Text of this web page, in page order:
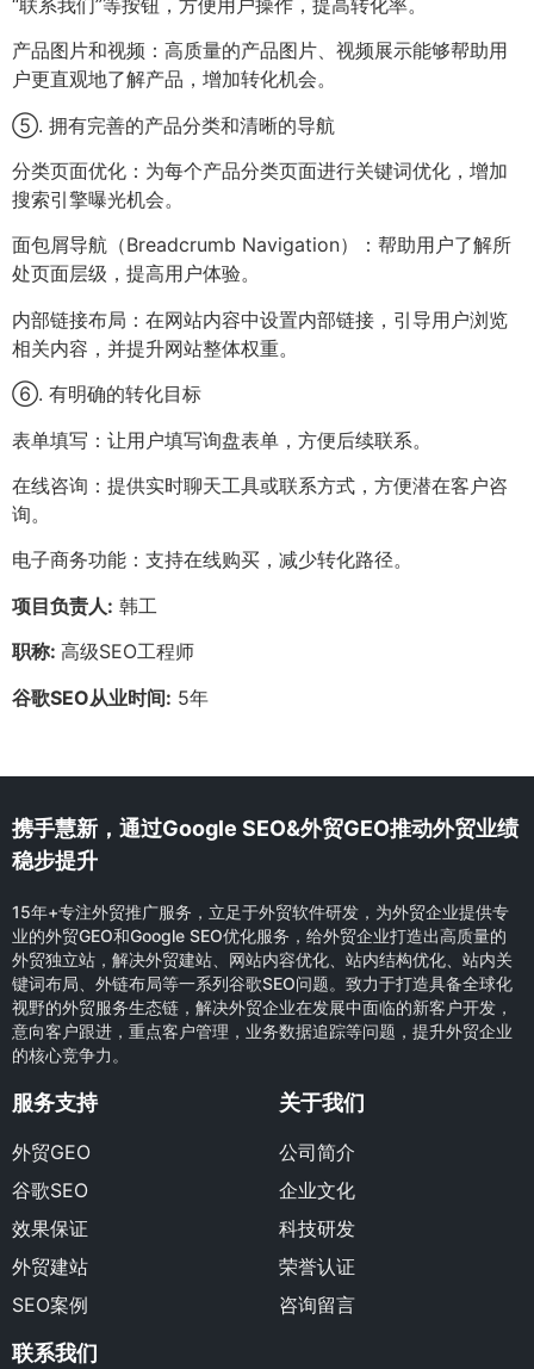
产品图片和视频：高质量的产品图片、视频展示能够帮助用
户更直观地了解产品，增加转化机会。
⑤. 拥有完善的产品分类和清晰的导航
分类页面优化：为每个产品分类页面进行关键词优化，增加
搜索引擎曝光机会。
面包屑导航（Breadcrumb Navigation）：帮助用户了解所
处页面层级，提高用户体验。
内部链接布局：在网站内容中设置内部链接，引导用户浏览
相关内容，并提升网站整体权重。
⑥. 有明确的转化目标
表单填写：让用户填写询盘表单，方便后续联系。
在线咨询：提供实时聊天工具或联系方式，方便潜在客户咨
询。
电子商务功能：支持在线购买，减少转化路径。
项目负责人: 韩工
职称: 高级SEO工程师
谷歌SEO从业时间: 5年
携手慧新，通过Google SEO&外贸GEO推动外贸业绩
稳步提升
15年+专注外贸推广服务，立足于外贸软件研发，为外贸企业提供专
业的外贸GEO和Google SEO优化服务，给外贸企业打造出高质量的
外贸独立站，解决外贸建站、网站内容优化、站内结构优化、站内关
键词布局、外链布局等一系列谷歌SEO问题。致力于打造具备全球化
视野的外贸服务生态链，解决外贸企业在发展中面临的新客户开发，
意向客户跟进，重点客户管理，业务数据追踪等问题，提升外贸企业
的核心竞争力。
服务支持
外贸GEO
谷歌SEO
效果保证
外贸建站
SEO案例
关于我们
公司简介
企业文化
科技研发
荣誉认证
咨询留言
联系我们